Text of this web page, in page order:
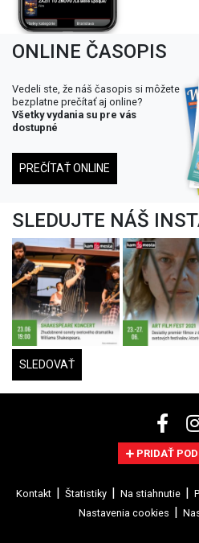
ONLINE ČASOPIS
Vedeli ste, že náš časopis si môžete
bezplatne prečítať aj online?
Všetky vydania su pre vás
dostupné
PREČÍTAŤ ONLINE
SLEDUJTE NÁŠ
SLEDOVAŤ
PRIDAŤ
Kontakt Štatistiky Na stiahnutie
Nastavenia cookies